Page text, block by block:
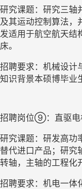
研究课题：研究三轴
及其运动控制算法，
发适用于航空航天结
床。
招聘要求：机械设计
知识背景本硕博毕业
招聘岗位⑨：直驱
研究课题：研发高功
替代进口产品；研究
转轴，主轴的工程化
招聘要求：机电一体